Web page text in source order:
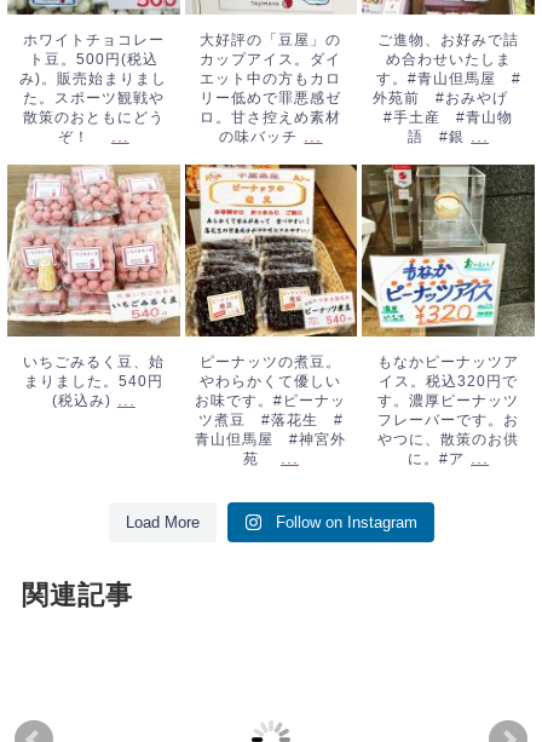
ぞ！ ...
ホワイトチョコレー
ト豆。500円(税込
み)。販売始まりまし
た。スポーツ観戦や
散策のおともにどう
ぞ！
控えめ素材の味バ
ッチ...
大好評の「豆屋」の
カップアイス。ダイ
エット中の方もカロ
リー低めで罪悪感ゼ
ロ。甘さ控えめ素材
の味バッチ
産 #青山物語
#銀...
ご進物、お好みで詰
め合わせいたしま
す。#青山但馬屋 #
外苑前 #おみやげ
#手土産 #青山物
語 #銀
いちごみるく豆、
始まりました。
540円(税込み)...
いちごみるく豆、始
まりました。540円
(税込み) ...
ピーナッツの煮
豆。やわらかくて
優しいお味です。
#ピーナッツ煮
豆 #落花生 #
青山但馬屋 #神
宮外苑...
ピーナッツの煮豆。
やわらかくて優しい
お味です。#ピーナッ
ツ煮豆 #落花生 #
青山但馬屋 #神宮外
苑
...
もなかピーナッツ
アイス。税込320
円です。濃厚ピー
ナッツフレーバー
です。おやつに、
散策のお供に。#
ア ...
もなかピーナッツア
イス。税込320円で
す。濃厚ピーナッツ
フレーバーです。お
やつに、散策のお供
に。#ア ...
Load More Follow on Instagram
関連記事